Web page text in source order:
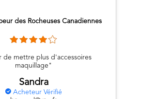
des Rocheuses Canadiennes
de mettre plus d'accessoires
maquillage"
Sandra
Acheteur Vérifié